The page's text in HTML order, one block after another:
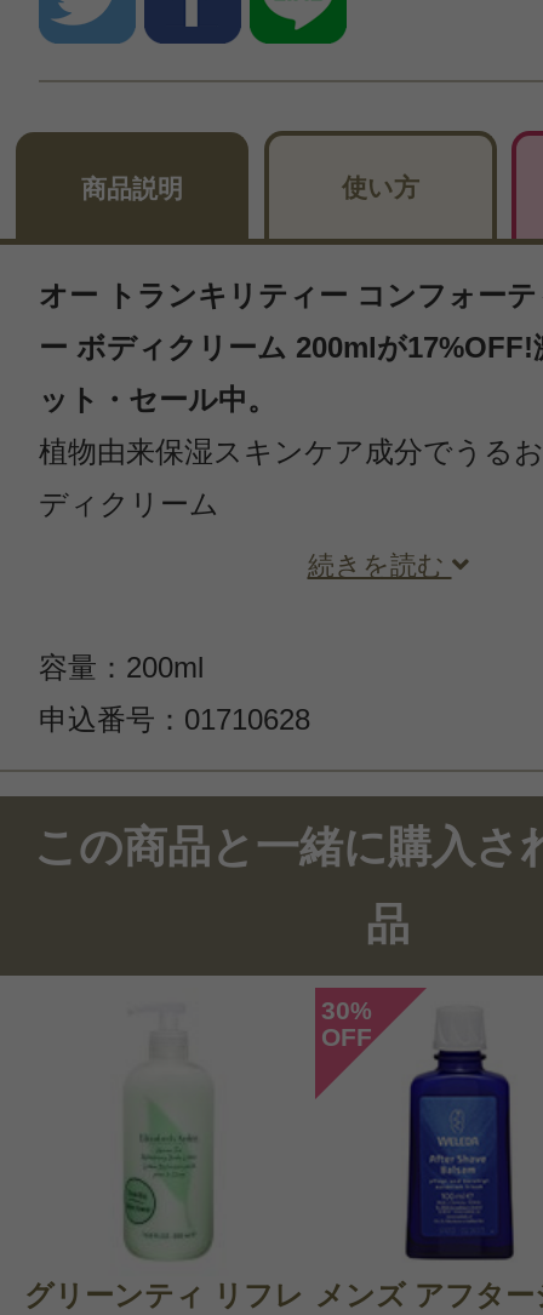
商品説明 使い方
オー トランキリティー コンフォー
ー ボディクリーム 200mlが
ット・セール中。
植物由来保湿スキンケア成分でうる
ディクリーム
続きを読む
容量：200ml
申込番号：01710628
このコスメのレビューを書いて
クチコミを投稿する
CT 会員様は、マイページの「購
この商品と一緒に購入さ
品
グリーンティ リフレ
30%
OFF
メンズ アフター